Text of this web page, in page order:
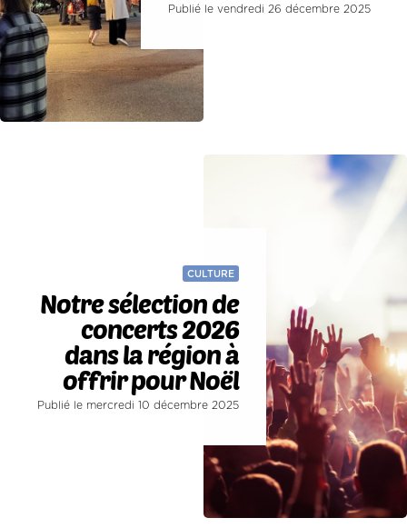
Publié le vendredi 26 décembre 2025
CULTURE
Notre sélection de
concerts 2026
dans la région à
offrir pour Noël
Publié le mercredi 10 décembre 2025